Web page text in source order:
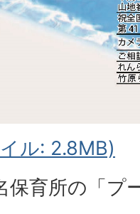
ル: 2.8MB)
保育所の「プ